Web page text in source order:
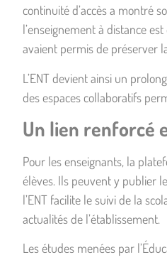
continuité d’accès a montré
l’enseignement à distance
avaient permis de préserver
L’ENT devient ainsi un
des espaces collaboratifs
Un lien renforcé
Pour les enseignants, la
élèves. Ils peuvent y publier
l’ENT facilite le suivi de la
actualités de l’établissement.
Les études menées par